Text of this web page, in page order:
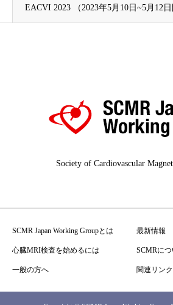
EACVI 2023 （2023年5月10日~5月12
Society of Cardiovascular
SCMR Japan Working Groupとは 最新情報
心臓MRI検査を始めるには SCMRに
一般の方へ 関連リンク